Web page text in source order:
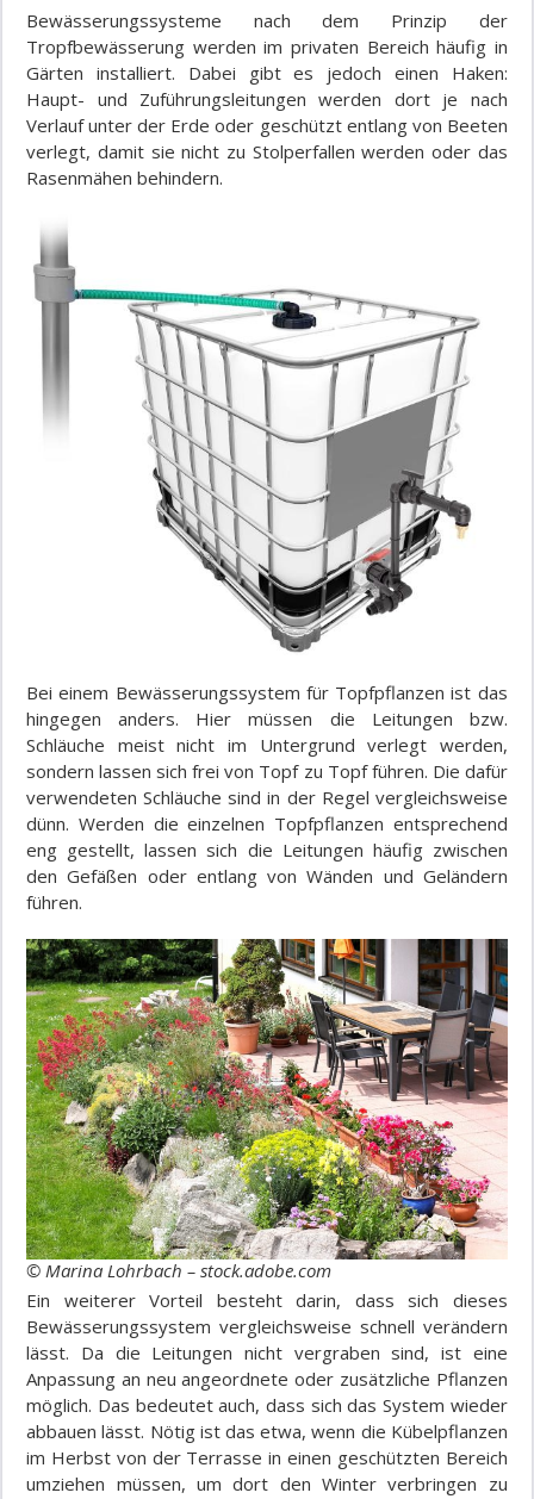
Bewässerungssysteme nach dem Prinzip der
Tropfbewässerung werden im privaten Bereich häufig in
Gärten installiert. Dabei gibt es jedoch einen Haken:
Haupt- und Zuführungsleitungen werden dort je nach
Verlauf unter der Erde oder geschützt entlang von Beeten
verlegt, damit sie nicht zu Stolperfallen werden oder das
Rasenmähen behindern.
Bei einem Bewässerungssystem für Topfpflanzen ist das
hingegen anders. Hier müssen die Leitungen bzw.
Schläuche meist nicht im Untergrund verlegt werden,
sondern lassen sich frei von Topf zu Topf führen. Die dafür
verwendeten Schläuche sind in der Regel vergleichsweise
dünn. Werden die einzelnen Topfpflanzen entsprechend
eng gestellt, lassen sich die Leitungen häufig zwischen
den Gefäßen oder entlang von Wänden und Geländern
führen.
© Marina Lohrbach – stock.adobe.com
Ein weiterer Vorteil besteht darin, dass sich dieses
Bewässerungssystem vergleichsweise schnell verändern
lässt. Da die Leitungen nicht vergraben sind, ist eine
Anpassung an neu angeordnete oder zusätzliche Pflanzen
möglich. Das bedeutet auch, dass sich das System wieder
abbauen lässt. Nötig ist das etwa, wenn die Kübelpflanzen
im Herbst von der Terrasse in einen geschützten Bereich
umziehen müssen, um dort den Winter verbringen zu